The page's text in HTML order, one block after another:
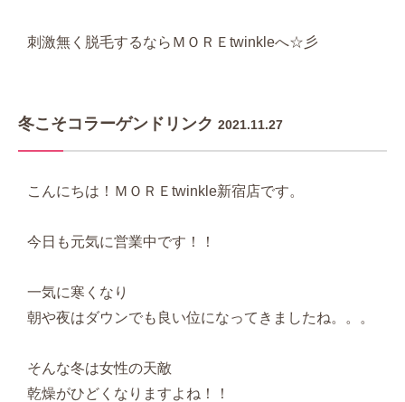
刺激無く脱毛するならＭＯＲＥtwinkleへ☆彡
冬こそコラーゲンドリンク 2021.11.27
こんにちは！ＭＯＲＥtwinkle新宿店です。
今日も元気に営業中です！！
一気に寒くなり
朝や夜はダウンでも良い位になってきましたね。。。
そんな冬は女性の天敵
乾燥がひどくなりますよね！！